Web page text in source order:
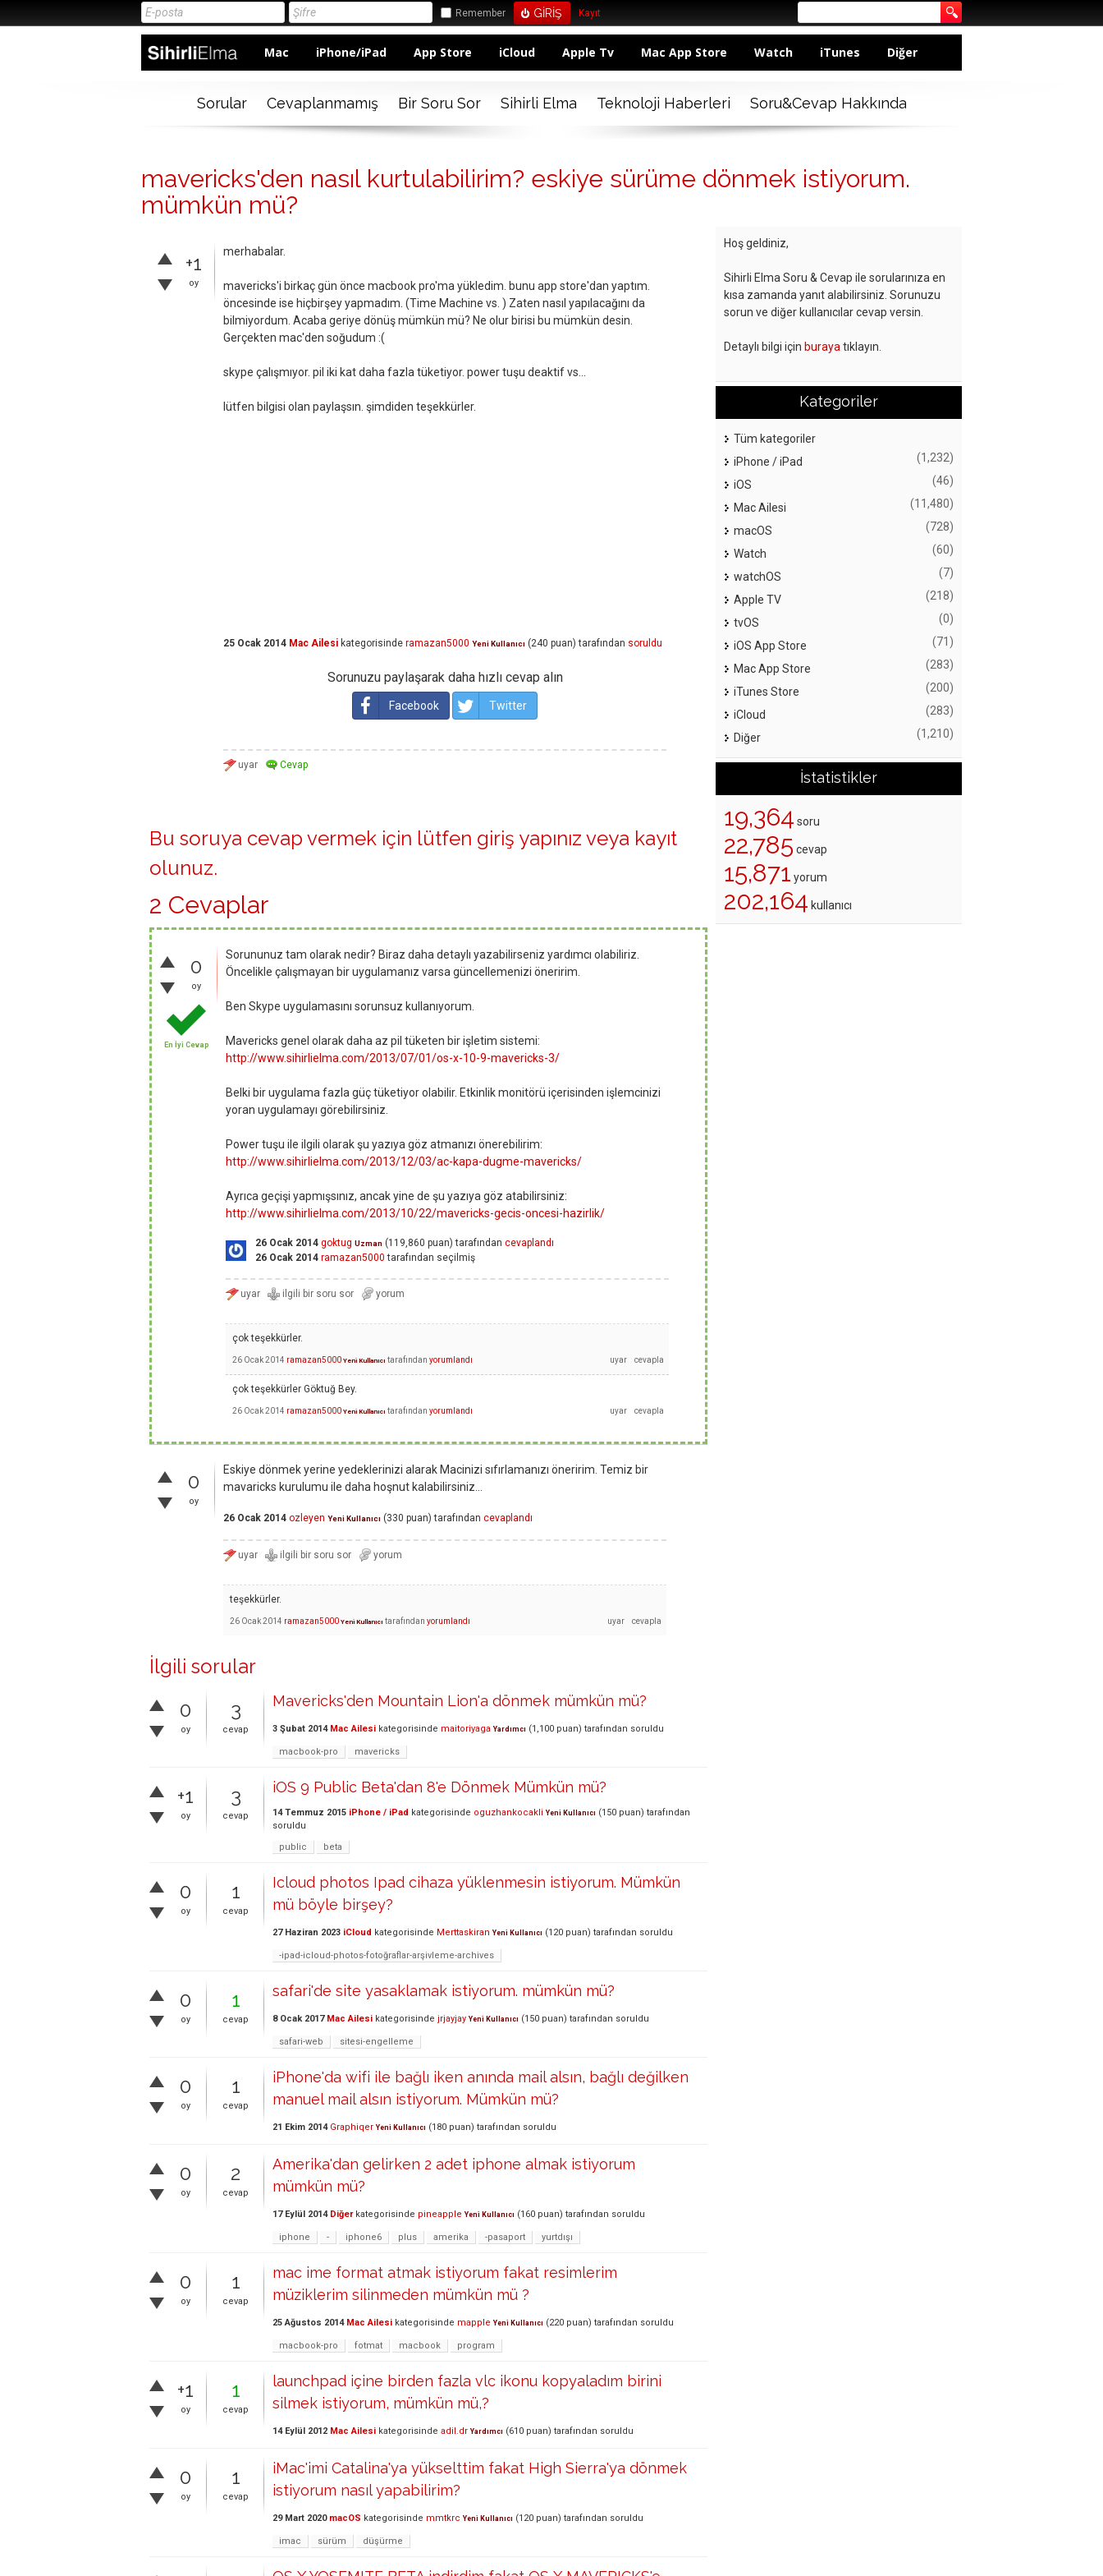
Remember Kayıt
Mac iPhone/iPad App Store iCloud Apple Tv Mac App Store Watch iTunes Diğer
Sorular Cevaplanmamış Bir Soru Sor Sihirli Elma Teknoloji Haberleri Soru&Cevap Hakkında
mavericks'den nasıl kurtulabilirim? eskiye sürüme dönmek istiyorum.
mümkün mü?
+1
oy
merhabalar.
mavericks'i birkaç gün önce macbook pro'ma yükledim. bunu app store'dan yaptım.
öncesinde ise hiçbirşey yapmadım. (Time Machine vs. ) Zaten nasıl yapılacağını da
bilmiyordum. Acaba geriye dönüş mümkün mü? Ne olur birisi bu mümkün desin.
Gerçekten mac'den soğudum :(
skype çalışmıyor. pil iki kat daha fazla tüketiyor. power tuşu deaktif vs...
lütfen bilgisi olan paylaşsın. şimdiden teşekkürler.
25 Ocak 2014 Mac Ailesi kategorisinde ramazan5000 Yeni Kullanıcı (240 puan) tarafından soruldu
Sorunuzu paylaşarak daha hızlı cevap alın
Facebook Twitter
Bu soruya cevap vermek için lütfen giriş yapınız veya kayıt
olunuz.
2 Cevaplar
0
oy
En İyi Cevap
Sorununuz tam olarak nedir? Biraz daha detaylı yazabilirseniz yardımcı olabiliriz.
Öncelikle çalışmayan bir uygulamanız varsa güncellemenizi öneririm.
Ben Skype uygulamasını sorunsuz kullanıyorum.
Mavericks genel olarak daha az pil tüketen bir işletim sistemi:
http://www.sihirlielma.com/2013/07/01/os-x-10-9-mavericks-3/
Belki bir uygulama fazla güç tüketiyor olabilir. Etkinlik monitörü içerisinden işlemcinizi
yoran uygulamayı görebilirsiniz.
Power tuşu ile ilgili olarak şu yazıya göz atmanızı önerebilirim:
http://www.sihirlielma.com/2013/12/03/ac-kapa-dugme-mavericks/
Ayrıca geçişi yapmışsınız, ancak yine de şu yazıya göz atabilirsiniz:
http://www.sihirlielma.com/2013/10/22/mavericks-gecis-oncesi-hazirlik/
26 Ocak 2014 goktug Uzman (119,860 puan) tarafından cevaplandı
26 Ocak 2014 ramazan5000 tarafından seçilmiş
çok teşekkürler.
26 Ocak 2014 ramazan5000 Yeni Kullanıcı tarafından yorumlandı
çok teşekkürler Göktuğ Bey.
26 Ocak 2014 ramazan5000 Yeni Kullanıcı tarafından yorumlandı
0
oy
Eskiye dönmek yerine yedeklerinizi alarak Macinizi sıfırlamanızı öneririm. Temiz bir
mavaricks kurulumu ile daha hoşnut kalabilirsiniz...
26 Ocak 2014 ozleyen Yeni Kullanıcı (330 puan) tarafından cevaplandı
teşekkürler.
26 Ocak 2014 ramazan5000 Yeni Kullanıcı tarafından yorumlandı
İlgili sorular
0
oy
3
cevap
Mavericks'den Mountain Lion'a dönmek mümkün mü?
3 Şubat 2014 Mac Ailesi kategorisinde maitoriyaga Yardımcı (1,100 puan) tarafından soruldu
macbook-pro mavericks
+1
oy
3
cevap
iOS 9 Public Beta'dan 8'e Dönmek Mümkün mü?
14 Temmuz 2015 iPhone / iPad kategorisinde oguzhankocakli Yeni Kullanıcı (150 puan) tarafından
soruldu
public
beta
0
oy
1
cevap
Icloud photos Ipad cihaza yüklenmesin istiyorum. Mümkün
mü böyle birşey?
27 Haziran 2023 iCloud kategorisinde Merttaskiran Yeni Kullanıcı (120 puan) tarafından soruldu
-ipad-icloud-photos-fotoğraflar-arşivleme-archives
0
oy
1
cevap
safari'de site yasaklamak istiyorum. mümkün mü?
8 Ocak 2017 Mac Ailesi kategorisinde jrjayjay Yeni Kullanıcı (150 puan) tarafından soruldu
safari-web sitesi-engelleme
0
oy
1
cevap
iPhone'da wifi ile bağlı iken anında mail alsın, bağlı değilken
manuel mail alsın istiyorum. Mümkün mü?
21 Ekim 2014 Graphiqer Yeni Kullanıcı (180 puan) tarafından soruldu
0
oy
2
cevap
Amerika'dan gelirken 2 adet iphone almak istiyorum
mümkün mü?
17 Eylül 2014 Diğerkategorisinde pineapple Yeni Kullanıcı (160 puan) tarafından soruldu
iphone - iphone6 plus amerika -pasaport yurtdışı
0
oy
1
cevap
mac ime format atmak istiyorum fakat resimlerim
müziklerim silinmeden mümkün mü ?
25 Ağustos 2014 Mac Ailesi kategorisinde mapple Yeni Kullanıcı (220 puan) tarafından soruldu
macbook-pro fotmat macbook program
+1
oy
1
cevap
launchpad içine birden fazla vlc ikonu kopyaladım birini
silmek istiyorum, mümkün mü,?
14 Eylül 2012 Mac Ailesi kategorisinde adil.dr Yardımcı (610 puan) tarafından soruldu
0
oy
1
cevap
iMac'imi Catalina'ya yükselttim fakat High Sierra'ya dönmek
istiyorum nasıl yapabilirim?
29 Mart 2020 macOS kategorisinde mmtkrc Yeni Kullanıcı (120 puan) tarafından soruldu
imac sürüm düşürme
Hoş geldiniz,
Sihirli Elma Soru & Cevap ile sorularınıza en
kısa zamanda yanıt alabilirsiniz. Sorunuzu
sorun ve diğer kullanıcılar cevap versin.
Detaylı bilgi için buraya tıklayın.
Kategoriler
Tüm kategoriler
iPhone / iPad
(1,232)
iOS (46)
Mac Ailesi (11,480)
macOS (728)
Watch (60)
watchOS (7)
Apple TV (218)
tvOS (0)
iOS App Store (71)
Mac App Store (283)
iTunes Store (200)
iCloud (283)
Diğer (1,210)
İstatistikler
19,364 soru
22,785 cevap
15,871 yorum
202,164 kullanıcı